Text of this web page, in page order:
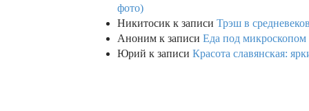
фото)
Никитосик к записи Трэш в
Аноним к записи Еда под микроскопом
Юрий к записи Красота славянская: